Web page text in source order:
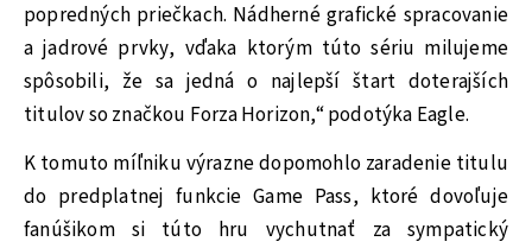
popredných priečkach. Nádherné grafické spracovanie
a jadrové prvky, vďaka ktorým túto sériu milujeme
spôsobili, že sa jedná o najlepší štart doterajších
titulov so značkou Forza Horizon,“ podotýka Eagle.
K tomuto míľniku výrazne dopomohlo zaradenie titulu
do predplatnej funkcie Game Pass, ktoré dovoľuje
fanúšikom si túto hru vychutnať za sympatický